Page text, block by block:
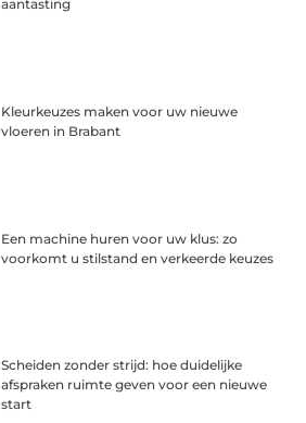
aantasting
Kleurkeuzes maken voor uw nieuwe
vloeren in Brabant
Een machine huren voor uw klus: zo
voorkomt u stilstand en verkeerde keuzes
Scheiden zonder strijd: hoe duidelijke
afspraken ruimte geven voor een nieuwe
start